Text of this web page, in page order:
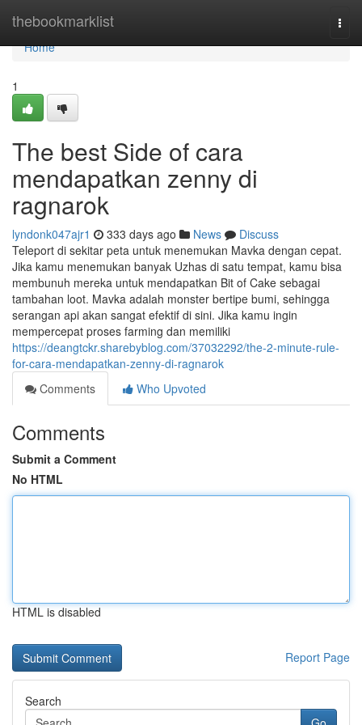
thebookmarklist
Home
Home
1
The best Side of cara
mendapatkan zenny di
ragnarok
lyndonk047ajr1 333 days ago News
Discuss
Teleport di sekitar peta untuk menemukan Mavka dengan cepat.
Jika kamu menemukan banyak Uzhas di satu tempat, kamu bisa
membunuh mereka untuk mendapatkan Bit of Cake sebagai
tambahan loot. Mavka adalah monster bertipe bumi, sehingga
serangan api akan sangat efektif di sini. Jika kamu ingin
mempercepat proses farming dan memiliki
https://deangtckr.sharebyblog.com/37032292/the-2-minute-rule-
for-cara-mendapatkan-zenny-di-ragnarok
Comments
Who Upvoted
Comments
Submit a Comment
No HTML
HTML is disabled
Report Page
Search